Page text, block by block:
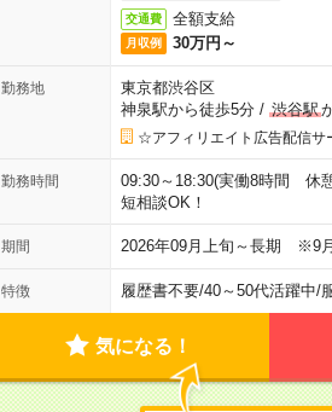
交通費 全額支給
月収例 30万円～
勤務地
東京都渋谷区
神泉駅から徒歩5分/ 渋谷駅
☆アフィリエイト広告配信
勤務時間
09:30～18:30(実働8時間 休
短相談OK！
期間 2026年09月上旬～長期 ※9
特徴 履歴書不要/40～50代活躍中/
気になる！